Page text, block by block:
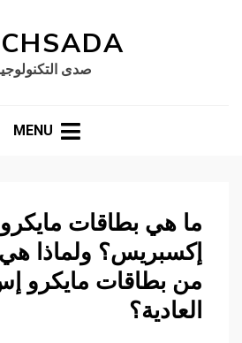
صدى
MENU
ما هي بطاقات
إكسبريس؟ ولماذا
من بطاقات مايكرو
العادية؟